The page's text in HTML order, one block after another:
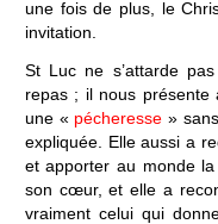
une fois de plus, le
invitation.
St Luc ne s’attarde
repas ; il nous présente
une « pécheresse »
expliquée. Elle aussi a
et apporter au monde
son cœur, et elle a
vraiment celui qui